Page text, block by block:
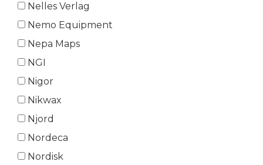
Nelles Verlag
Nemo Equipment
Nepa Maps
NGI
Nigor
Nikwax
Njord
Nordeca
Nordisk